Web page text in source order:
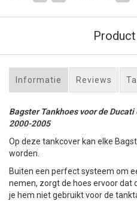
Informatie Reviews
Bagster Tankhoes voor de
2000-2005
Op deze tankcover kan elke
worden.
Buiten een perfect systeem om
nemen, zorgt de hoes ervoor dat
je hem niet gebruikt voor de